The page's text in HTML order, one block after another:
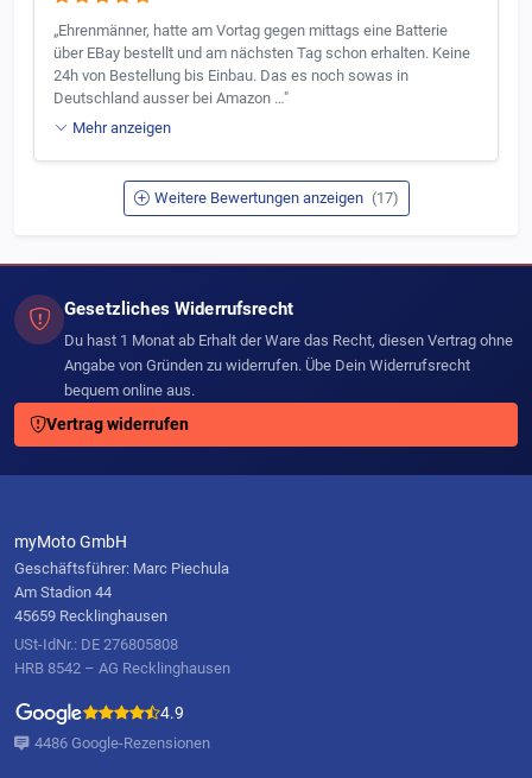
„Ehrenmänner, hatte am Vortag gegen mittags eine Batterie
über EBay bestellt und am nächsten Tag schon erhalten. Keine
24h von Bestellung bis Einbau. Das es noch sowas in
Deutschland ausser bei Amazon …"
Mehr anzeigen
Weitere Bewertungen anzeigen (17)
Gesetzliches Widerrufsrecht
Du hast 1 Monat ab Erhalt der Ware das Recht, diesen Vertrag ohne
Angabe von Gründen zu widerrufen. Übe Dein Widerrufsrecht
bequem online aus.
Vertrag widerrufen
myMoto GmbH
Geschäftsführer: Marc Piechula
Am Stadion 44
45659 Recklinghausen
USt-IdNr.: DE 276805808
HRB 8542 – AG Recklinghausen
4.9
4486 Google-Rezensionen